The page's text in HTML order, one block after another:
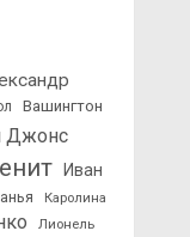
Вашингтон
Джонс
Иван
Каролина
Лионель